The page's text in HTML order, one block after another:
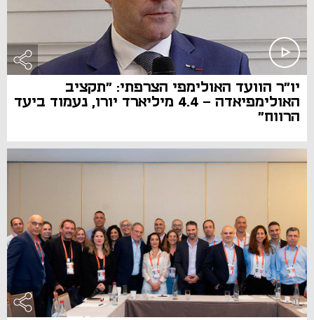
יו"ר הוועד האולימפי הצרפתי: "תקציב
האולימפיאדה - 4.4 מיליארד יורו, נעמוד ביעד
הרווח"